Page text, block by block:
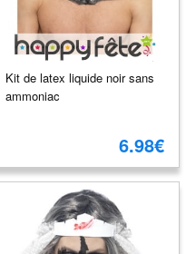
Kit de latex liquide noir sans
ammoniac
6.98€